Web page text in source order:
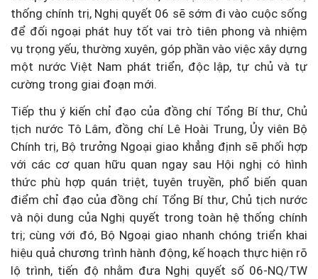
thống chính trị, Nghị quyết 06 sẽ sớm đi vào cuộc sống
để đối ngoại phát huy tốt vai trò tiên phong và nhiệm
vụ trọng yếu, thường xuyên, góp phần vào việc xây dựng
một nước Việt Nam phát triển, độc lập, tự chủ và tự
cường trong giai đoạn mới.
Tiếp thu ý kiến chỉ đạo của đồng chí Tổng Bí thư, Chủ
tịch nước Tô Lâm, đồng chí Lê Hoài Trung, Ủy viên Bộ
Chính trị, Bộ trưởng Ngoại giao khẳng định sẽ phối hợp
với các cơ quan hữu quan ngay sau Hội nghị có hình
thức phù hợp quán triệt, tuyên truyền, phổ biến quan
điểm chỉ đạo của đồng chí Tổng Bí thư, Chủ tịch nước
và nội dung của Nghị quyết trong toàn hệ thống chính
trị; cùng với đó, Bộ Ngoại giao nhanh chóng triển khai
hiệu quả chương trình hành động, kế hoạch thực hiện rõ
lộ trình, tiến độ nhằm đưa Nghị quyết số 06-NQ/TW